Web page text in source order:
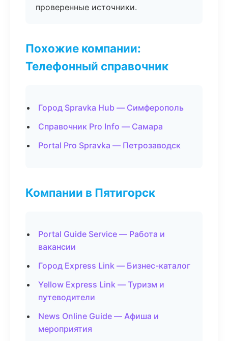
проверенные источники.
Похожие компании:
Телефонный справочник
Город Spravka Hub — Симферополь
Справочник Pro Info — Самара
Portal Pro Spravka — Петрозаводск
Компании в Пятигорск
Portal Guide Service — Работа и
вакансии
Город Express Link — Бизнес-каталог
Yellow Express Link — Туризм и
путеводители
News Online Guide — Афиша и
мероприятия